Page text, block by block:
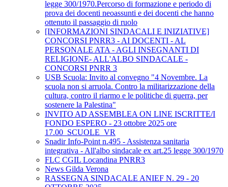
legge 300/1970.Percorso di formazione e periodo di
prova dei docenti neoassunti e dei docenti che hanno
ottenuto il passaggio di ruolo
[INFORMAZIONI SINDACALI E INIZIATIVE]
CONCORSI PNRR3 - AI DOCENTI - AL
PERSONALE ATA - AGLI INSEGNANTI DI
RELIGIONE- ALL'ALBO SINDACALE -
CONCORSI PNRR 3
USB Scuola: Invito al convegno "4 Novembre. La
scuola non si arruola. Contro la militarizzazione della
cultura, contro il riarmo e le politiche di guerra, per
sostenere la Palestina"
INVITO AD ASSEMBLEA ON LINE ISCRITTE/I
FONDO ESPERO - 23 ottobre 2025 ore
17.00_SCUOLE_VR
Snadir Info-Point n.495 - Assistenza sanitaria
integrativa - All'albo sindacale ex art.25 legge 300/1970
FLC CGIL Locandina PNRR3
News Gilda Verona
RASSEGNA SINDACALE ANIEF N. 29 - 20